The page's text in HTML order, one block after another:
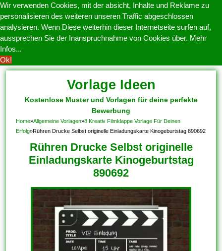
Wir verwenden Cookies, mit der absicht, Inhalte und Reklame zu
personalisieren des weiteren unseren Traffic abgeschlossen
analysieren. Wenn Diese weiterhin dieser Internetseite surfen auf,
aussprechen Sie der Inanspruchnahme von Cookies über. Mehr
Infos...
Ok!
Vorlage Ideen
Kostenlose Muster und Vorlagen für deine perfekte
Bewerbung
Home»Allgemeine Vorlagen»8 Kreativ Filmklappe Vorlage Für Deinen
Erfolg»Rühren Drucke Selbst originelle Einladungskarte Kinogeburtstag 890692
Rühren Drucke Selbst originelle
Einladungskarte Kinogeburtstag
890692